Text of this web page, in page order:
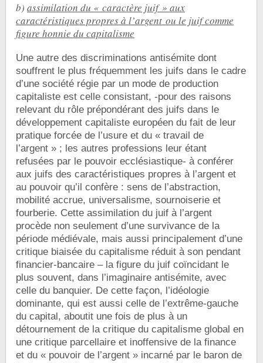
b)assimilation du « caractère juif » aux
caractéristiques propres à l’argent ou le juif comme
figure honnie du capitalisme
Une autre des discriminations antisémite dont
souffrent le plus fréquemment les juifs dans le cadre
d’une société régie par un mode de production
capitaliste est celle consistant, -pour des raisons
relevant du rôle prépondérant des juifs dans le
développement capitaliste européen du fait de leur
pratique forcée de l’usure et du « travail de
l’argent » ; les autres professions leur étant
refusées par le pouvoir ecclésiastique- à conférer
aux juifs des caractéristiques propres à l’argent et
au pouvoir qu’il confère : sens de l’abstraction,
mobilité accrue, universalisme, sournoiserie et
fourberie. Cette assimilation du juif à l’argent
procède non seulement d’une survivance de la
période médiévale, mais aussi principalement d’une
critique biaisée du capitalisme réduit à son pendant
financier-bancaire – la figure du juif coïncidant le
plus souvent, dans l’imaginaire antisémite, avec
celle du banquier. De cette façon, l’idéologie
dominante, qui est aussi celle de l’extrême-gauche
du capital, aboutit une fois de plus à un
détournement de la critique du capitalisme global en
une critique parcellaire et inoffensive de la finance
et du « pouvoir de l’argent » incarné par le baron de